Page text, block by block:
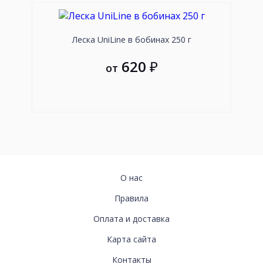
Леска UniLine в бобинах 250 г
от 620 ₽
О нас
Правила
Оплата и доставка
Карта сайта
Контакты